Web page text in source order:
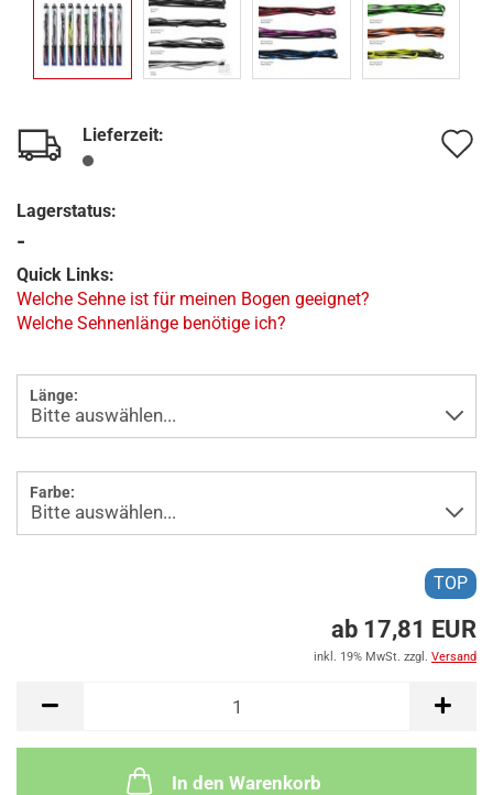
Lieferzeit:
Lagerstatus:
-
Quick Links:
Welche Sehne ist für meinen Bogen geeignet?
Welche Sehnenlänge benötige ich?
Länge:
Farbe:
TOP
ab 17,81 EUR
inkl. 19% MwSt. zzgl. Versand
In den Warenkorb